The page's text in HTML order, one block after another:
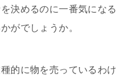
決めるのに一番気になる
がでしょうか。
的に物を売っているわけ